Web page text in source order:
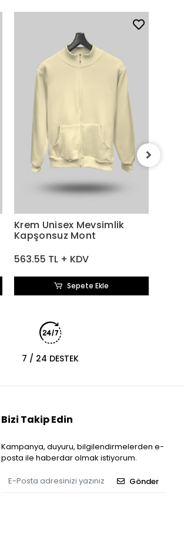
Krem Unisex Mevsimlik
Kapşonsuz Mont
563.55 TL + KDV
Sepete Ekle
7 / 24 DESTEK
Bizi Takip Edin
Kampanya, duyuru, bilgilendirmelerden e-
posta ile haberdar olmak istiyorum.
Gönder